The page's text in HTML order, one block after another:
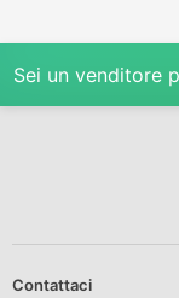
Sei un venditore
Contattaci